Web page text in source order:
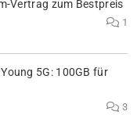
Vertrag zum Bestpreis
1
5G: 100GB für
3